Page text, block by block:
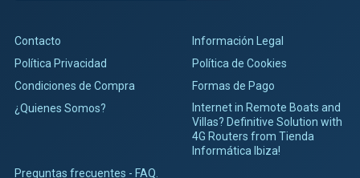
Contacto
Información Legal
Política Privacidad
Política de Cookies
Condiciones de Compra
Formas de Pago
¿Quienes Somos?
Internet in Remote Boats and
Villas? Definitive Solution with
4G Routers from Tienda
Informática Ibiza!
Preguntas frecuentes - FAQ.